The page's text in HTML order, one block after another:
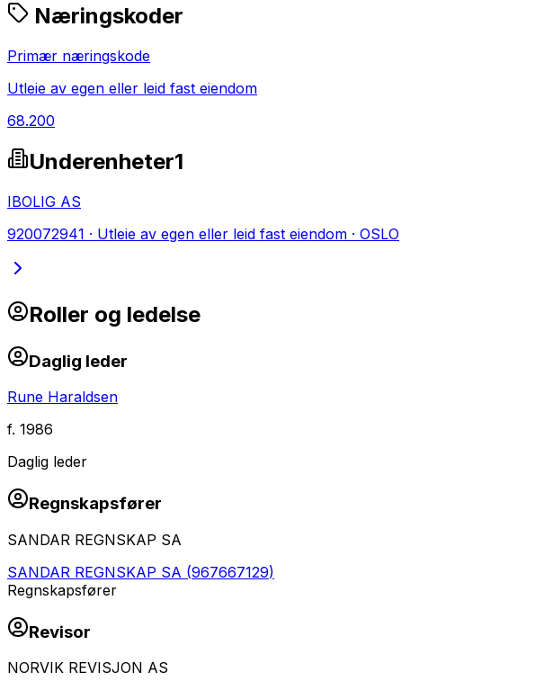
Næringskoder
Primær næringskode
Utleie av egen eller leid fast eiendom
68.200
Underenheter1
IBOLIG AS
920072941 · Utleie av egen eller leid fast eiendom · OSLO
Roller og ledelse
Daglig leder
Rune Haraldsen
f. 1986
Daglig leder
Regnskapsfører
SANDAR REGNSKAP SA
SANDAR REGNSKAP SA (967667129)
Regnskapsfører
Revisor
NORVIK REVISJON AS